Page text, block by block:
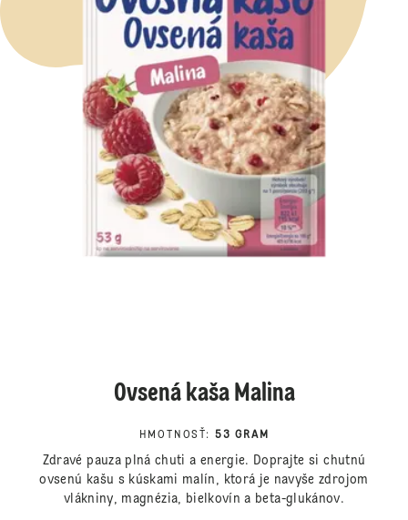
Ovsená kaša Malina
HMOTNOSŤ : 53 GRAM
Zdravé pauza plná chuti a energie. Doprajte si chutnú
ovsenú kašu s kúskami malín, ktorá je navyše zdrojom
vlákniny, magnézia, bielkovín a beta-glukánov.